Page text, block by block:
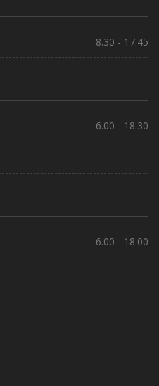
8.30 - 17.45
6.00 - 18.30
6.00 - 18.00